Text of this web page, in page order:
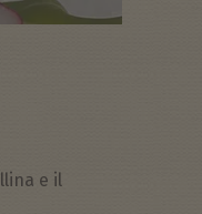
e il